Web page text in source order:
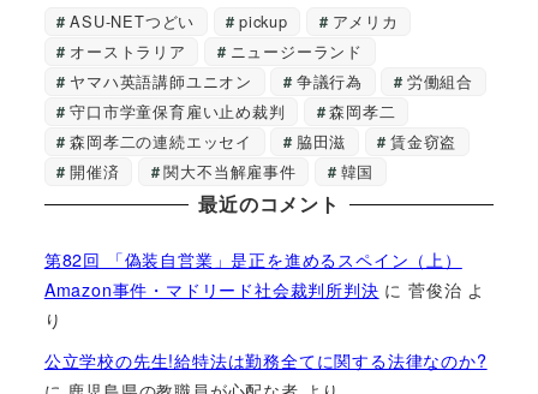
ASU-NETつどい pickup
アメリカ
オーストラリア
ニュージーランド
ヤマハ英語講師ユニオン
争議行為
労働組合
守口市学童保育雇い止め裁判
森岡孝二
森岡孝二の連続エッセイ
脇田滋
賃金窃盗
開催済
関大不当解雇事件 韓国
最近のコメント
第82回 「偽装自営業」是正を進めるスペイン（上）
Amazon事件・マドリード社会裁判所判決 に菅俊治 よ
り
公立学校の先生!給特法は勤務全てに関する法律なのか?